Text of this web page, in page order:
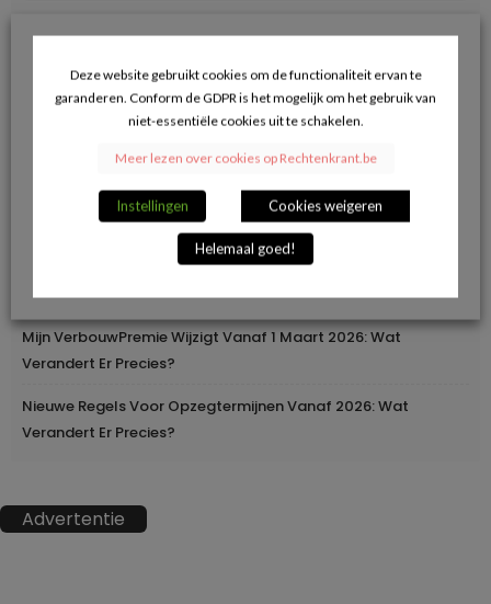
Recente berichten
Herroepingsrecht Bij Online Aankopen: Wanneer Mag Je Iets
Geleidelijke Verhoging Van Loopbaanvoorwaarden
Europa Moderniseert Het Rijbewijs: Digitaal En
Grensoverschrijdend
Mijn VerbouwPremie Wijzigt Vanaf 1 Maart 2026: Wat
Verandert Er Precies?
Nieuwe Regels Voor Opzegtermijnen Vanaf 2026: Wat
Verandert Er Precies?
Advertentie
Deze website gebruikt cookies om de functionaliteit ervan te
garanderen. Conform de GDPR is het mogelijk om het gebruik van
niet-essentiële cookies uit te schakelen.
Meer lezen over cookies op Rechtenkrant.be
Instellingen Cookies weigeren
Helemaal goed!